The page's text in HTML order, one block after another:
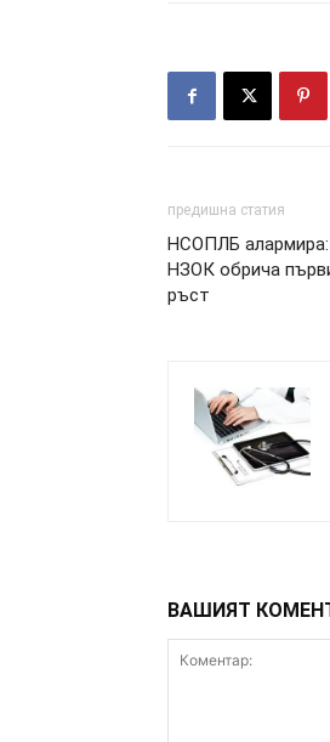
предишна статия
НСОПЛБ
НЗОК обрича
ръст
ВАШИЯТ